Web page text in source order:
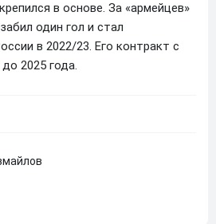
в основе. За «армейцев»
один гол и стал
в 2022/23. Его контракт с
2025 года.